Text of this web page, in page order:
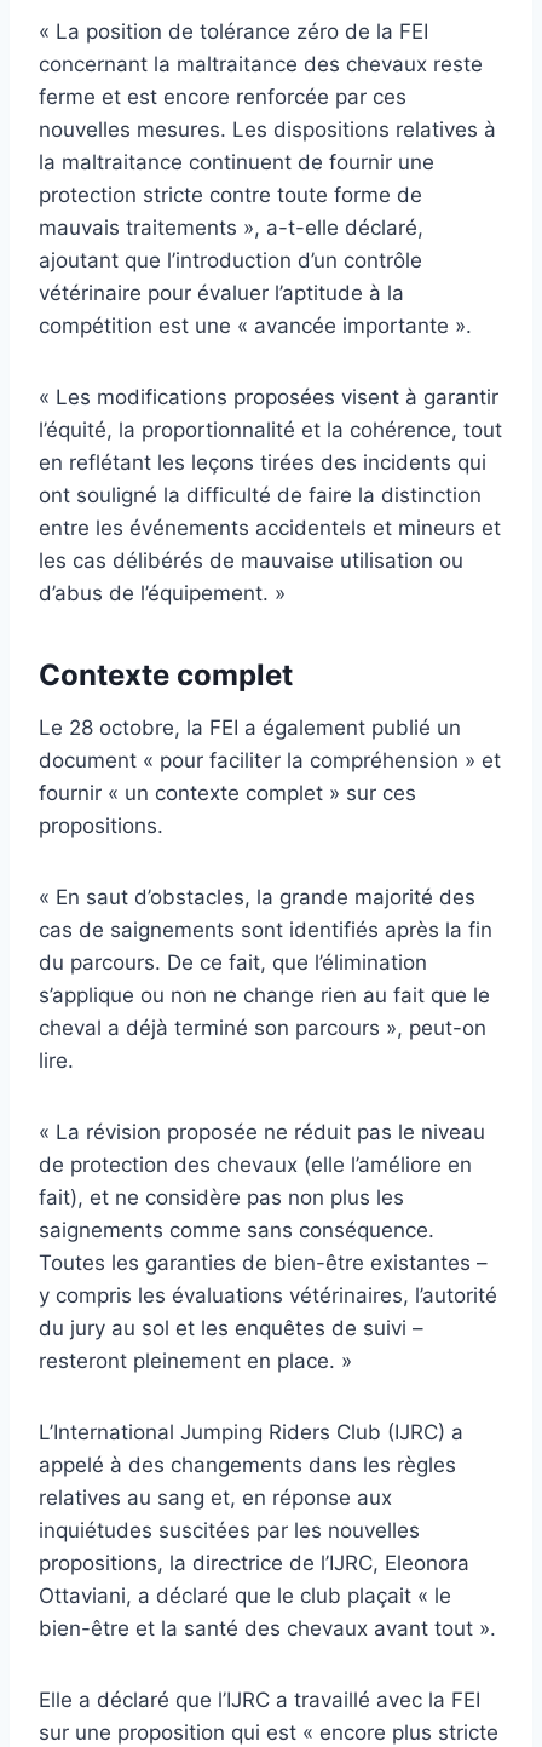
« La position de tolérance zéro de la FEI
concernant la maltraitance des chevaux reste
ferme et est encore renforcée par ces
nouvelles mesures. Les dispositions relatives à
la maltraitance continuent de fournir une
protection stricte contre toute forme de
mauvais traitements », a-t-elle déclaré,
ajoutant que l’introduction d’un contrôle
vétérinaire pour évaluer l’aptitude à la
compétition est une « avancée importante ».
« Les modifications proposées visent à garantir
l’équité, la proportionnalité et la cohérence, tout
en reflétant les leçons tirées des incidents qui
ont souligné la difficulté de faire la distinction
entre les événements accidentels et mineurs et
les cas délibérés de mauvaise utilisation ou
d’abus de l’équipement. »
Contexte complet
Le 28 octobre, la FEI a également publié un
document « pour faciliter la compréhension » et
fournir « un contexte complet » sur ces
propositions.
« En saut d’obstacles, la grande majorité des
cas de saignements sont identifiés après la fin
du parcours. De ce fait, que l’élimination
s’applique ou non ne change rien au fait que le
cheval a déjà terminé son parcours », peut-on
lire.
« La révision proposée ne réduit pas le niveau
de protection des chevaux (elle l’améliore en
fait), et ne considère pas non plus les
saignements comme sans conséquence.
Toutes les garanties de bien-être existantes –
y compris les évaluations vétérinaires, l’autorité
du jury au sol et les enquêtes de suivi –
resteront pleinement en place. »
L’International Jumping Riders Club (IJRC) a
appelé à des changements dans les règles
relatives au sang et, en réponse aux
inquiétudes suscitées par les nouvelles
propositions, la directrice de l’IJRC, Eleonora
Ottaviani, a déclaré que le club plaçait « le
bien-être et la santé des chevaux avant tout ».
Elle a déclaré que l’IJRC a travaillé avec la FEI
sur une proposition qui est « encore plus stricte